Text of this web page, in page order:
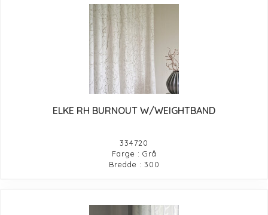
ELKE RH BURNOUT W/WEIGHTBAND
334720
Farge : Grå
Bredde : 300